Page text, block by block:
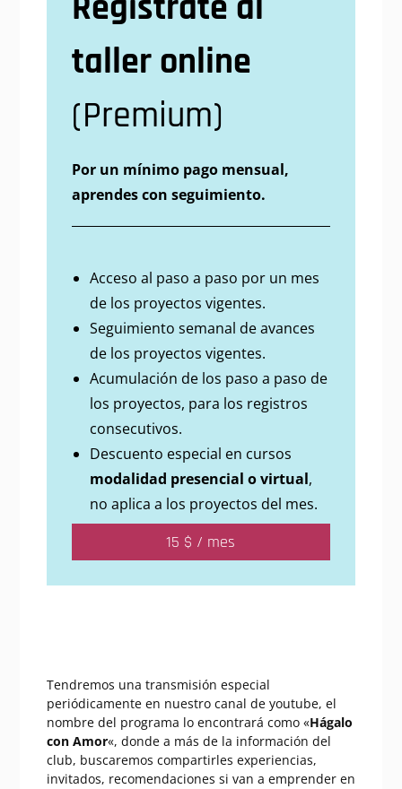
taller online
(Premium)
Por un mínimo pago mensual,
aprendes con seguimiento.
Acceso al paso a paso por un mes
de los proyectos vigentes.
Seguimiento semanal de avances
de los proyectos vigentes.
Acumulación de los paso a paso de
los proyectos, para los registros
consecutivos.
Descuento especial en cursos
modalidad presencial o virtual,
no aplica a los proyectos del mes.
15 $ / mes
Tendremos una transmisión especial
periódicamente en nuestro canal de youtube, el
nombre del programa lo encontrará como «Hágalo
con Amor«, donde a más de la información del
club, buscaremos compartirles experiencias,
invitados, recomendaciones si van a emprender en